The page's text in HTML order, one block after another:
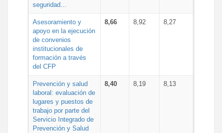
seguridad...
Asesoramiento y
apoyo en la ejecución
de convenios
institucionales de
formación a través
del CFP
8,66 8,92 8,27
Prevención y salud
laboral: evaluación de
lugares y puestos de
trabajo por parte del
Servicio Integrado de
Prevención y Salud
8,40 8,19 8,13